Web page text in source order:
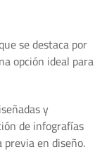
se destaca por
opción ideal para
y
de infografías
previa en diseño.